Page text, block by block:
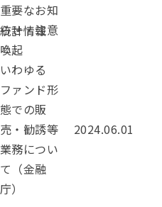
統計情報
カテゴリー：
重要なお知
らせ・注意
喚起
いわゆる
ファンド形
態での販
売・勧誘等
業務につい
て（金融
庁）
投稿日：
2024.06.01